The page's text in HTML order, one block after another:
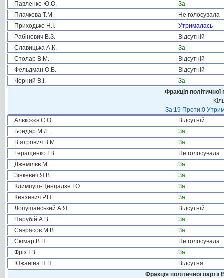
Павленко Ю.О.
За
Плачкова Т.М.
Не голосувала
Приходько Н.І.
Утрималась
Рабінович В.З.
Відсутній
Славицька А.К.
За
Столар В.М.
Відсутній
Фельдман О.Б.
Відсутній
Чорний В.І.
За
Фракція
За:19 Проти:0
Алєксєєв С.О.
Відсутній
Бондар М.Л.
За
В’ятрович В.М.
За
Геращенко І.В.
Не голосувала
Джемілєв М. .
За
Зінкевич Я.В.
За
Климпуш-Цинцадзе І.О.
За
Князевич Р.П.
За
Лопушанський А.Я.
Відсутній
Парубій А.В.
За
Саврасов М.В.
За
Сюмар В.П.
Не голосувала
Фріз І.В.
За
Южаніна Н.П.
Відсутня
Фракція політичної